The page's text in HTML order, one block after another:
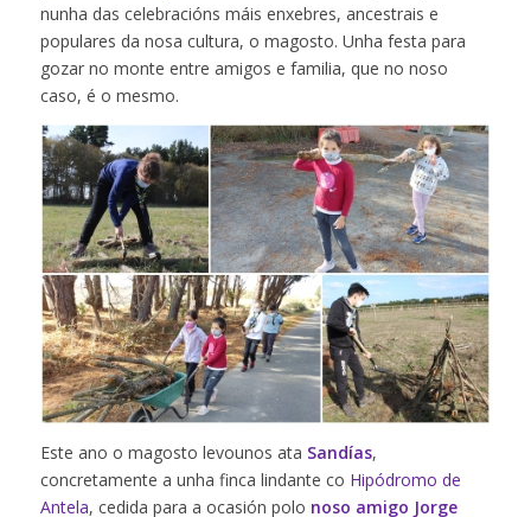
nunha das celebracións máis enxebres, ancestrais e
populares da nosa cultura, o magosto. Unha festa para
gozar no monte entre amigos e familia, que no noso
caso, é o mesmo.
Este ano o magosto levounos ata Sandías,
concretamente a unha finca lindante co Hipódromo de
Antela, cedida para a ocasión polo noso amigo Jorge